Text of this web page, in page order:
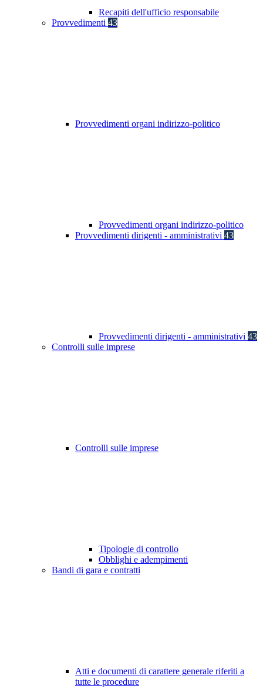
Recapiti dell'ufficio responsabile
Provvedimenti 43
Provvedimenti organi indirizzo-politico
Provvedimenti organi indirizzo-politico
Provvedimenti dirigenti - amministrativi 43
Provvedimenti dirigenti - amministrativi 43
Controlli sulle imprese
Controlli sulle imprese
Tipologie di controllo
Obblighi e adempimenti
Bandi di gara e contratti
Atti e documenti di carattere generale riferiti a
tutte le procedure